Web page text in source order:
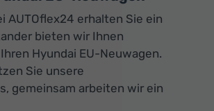
AUTOflex24 erhalten Sie ein
bieten wir Ihnen
Hyundai EU-Neuwagen.
Sie unsere
gemeinsam arbeiten wir ein